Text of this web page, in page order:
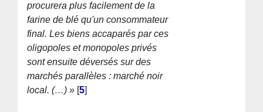
procurera plus facilement de la
farine de blé qu'un consommateur
final. Les biens accaparés par ces
oligopoles et monopoles privés
sont ensuite déversés sur des
marchés parallèles : marché noir
local. (…) » [5]